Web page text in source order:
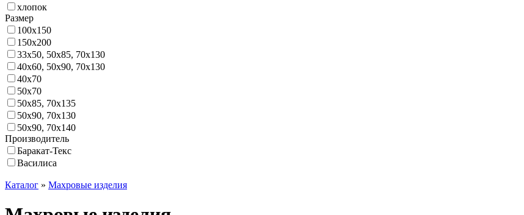
хлопок
Размер
100х150
150х200
33х50, 50х85, 70х130
40х60, 50х90, 70х130
40х70
50х70
50х85, 70х135
50х90, 70х130
50х90, 70х140
Производитель
Баракат-Текс
Василиса
Каталог » Махровые изделия